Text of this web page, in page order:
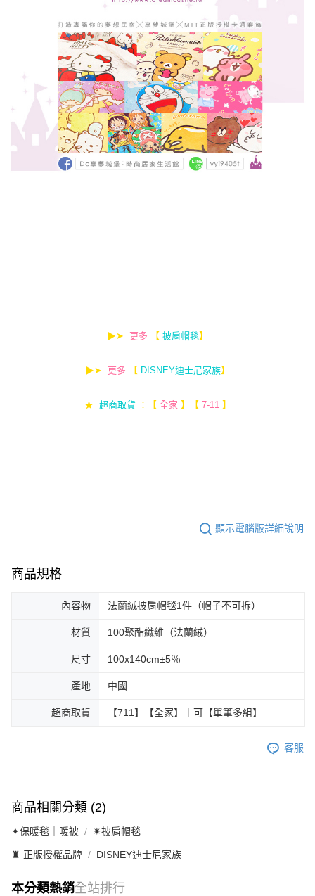
▶➤ 更多 【 披肩帽毯】
▶➤ 更多 【 DISNEY迪士尼家族】
★ 超商取貨 ：【 全家 】【 7-11 】
顯示電腦版詳細說明
商品規格
內容物 法蘭絨披肩帽毯1件（帽子不可拆）
材質 100聚酯纖維（法蘭絨）
尺寸 100x140cm±5％
產地 中國
超商取貨 【711】【全家】｜可【單筆多組】
客服
商品相關分類 (2)
✦保暖毯｜暖被 ✷披肩帽毯
♜ 正版授權品牌 DISNEY迪士尼家族
本分類熱銷全站排行